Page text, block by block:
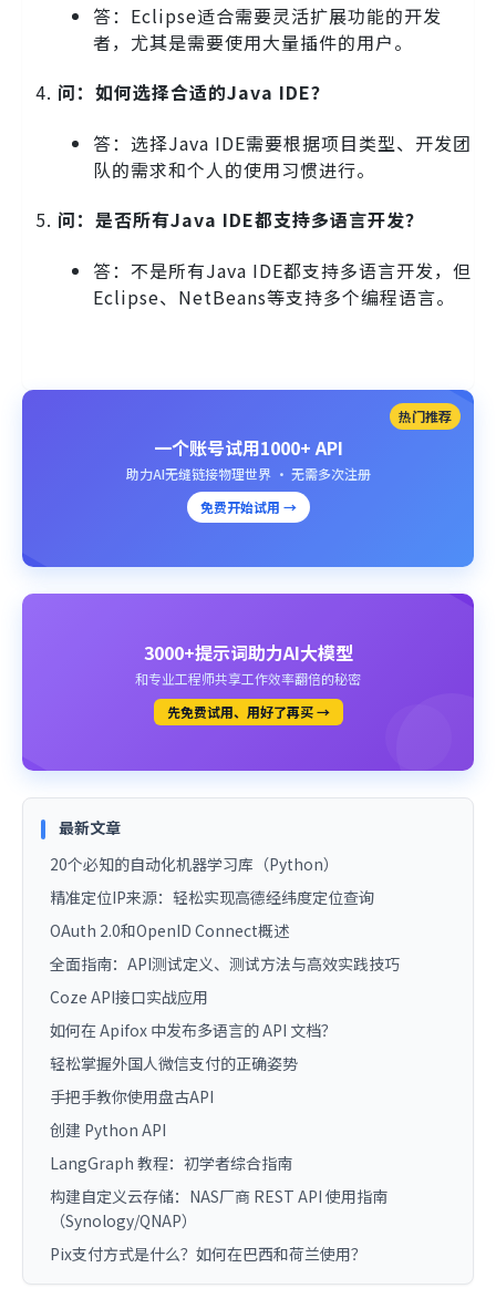
答：Eclipse适合需要灵活扩展功能的开发
者，尤其是需要使用大量插件的用户。
问：如何选择合适的Java IDE？
答：选择Java IDE需要根据项目类型、开发团
队的需求和个人的使用习惯进行。
问：是否所有Java IDE都支持多语言开发？
答：不是所有Java IDE都支持多语言开发，但
Eclipse、NetBeans等支持多个编程语言。
热门推荐
一个账号试用1000+ API
助力AI无缝链接物理世界 · 无需多次注册
免费开始试用 →
3000+提示词助力AI大模型
和专业工程师共享工作效率翻倍的秘密
先免费试用、用好了再买 →
最新文章
20个必知的自动化机器学习库（Python）
精准定位IP来源：轻松实现高德经纬度定位查询
OAuth 2.0和OpenID Connect概述
全面指南：API测试定义、测试方法与高效实践技巧
Coze API接口实战应用
如何在 Apifox 中发布多语言的 API 文档？
轻松掌握外国人微信支付的正确姿势
手把手教你使用盘古API
创建 Python API
LangGraph 教程：初学者综合指南
构建自定义云存储：NAS厂商 REST API 使用指南
（Synology/QNAP）
Pix支付方式是什么？如何在巴西和荷兰使用？